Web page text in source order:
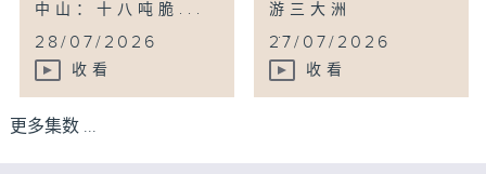
中山：十八吨脆...
28/07/2026
收看
游三大洲
...
27/07/2026
收看
更多集数 ...